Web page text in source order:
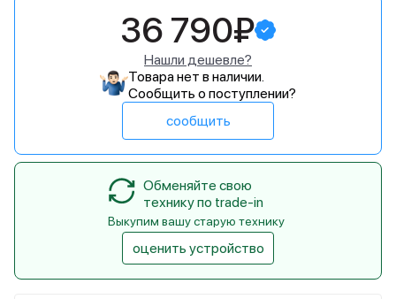
36 790₽
Нашли дешевле?
Товара нет в наличии.
Сообщить о поступлении?
сообщить
Обменяйте свою
технику по trade-in
Выкупим вашу старую технику
оценить устройство